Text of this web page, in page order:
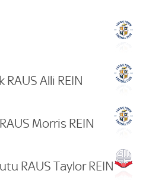
Alli REIN
Morris REIN
RAUS Taylor REIN